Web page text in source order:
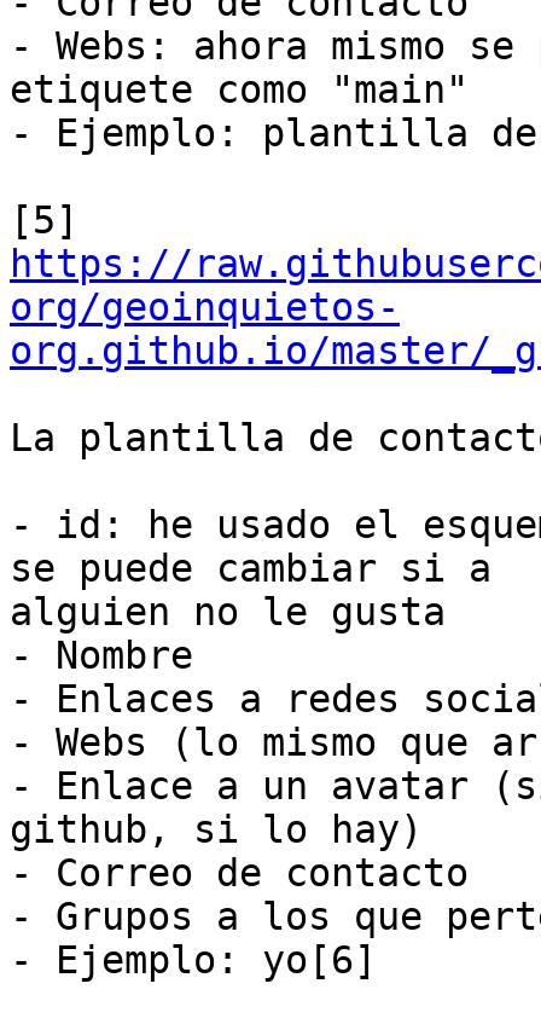
- Webs: ahora mismo
etiquete como "main"
- Ejemplo: plantilla de
https://
org/geoinquietos-
org.github.io/master/
La plantilla de
- id: he usado el
se puede cambiar si a
alguien no le gusta
- Nombre
- Enlaces a redes
- Webs (lo mismo que
- Enlace a un avatar
github, si lo hay)
- Correo de contacto
- Grupos a los que
- Ejemplo: yo[6]